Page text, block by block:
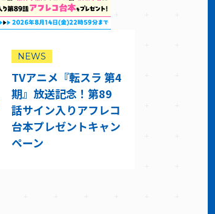
NEWS
TVアニメ『転スラ 第4
期』放送記念！第89
話サイン入りアフレコ
台本プレゼントキャン
ペーン